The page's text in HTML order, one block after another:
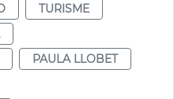
TURISME
PAULA LLOBET